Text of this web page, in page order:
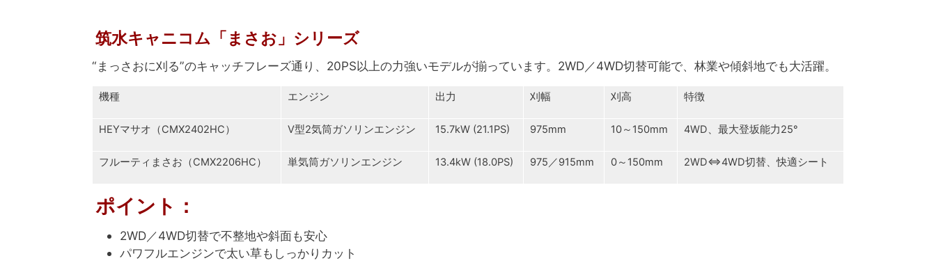
筑水キャニコム「まさお」シリーズ
“まっさおに刈る”のキャッチフレーズ通り、20PS以上の力強いモデルが揃っています。2WD／4WD切替可能で、林業や傾斜地でも大活躍。
機種 エンジン 出力 刈幅 刈高 特徴
HEYマサオ（CMX2402HC） V型2気筒ガソリンエンジン 15.7kW (21.1PS) 975mm 10～150mm 4WD、最大登坂能力25°
フルーティまさお（CMX2206HC） 単気筒ガソリンエンジン 13.4kW (18.0PS) 975／915mm 0～150mm 2WD⇔4WD切替、快適シート
ポイント ：
2WD／4WD切替で不整地や斜面も安心
パワフルエンジンで太い草もしっかりカット